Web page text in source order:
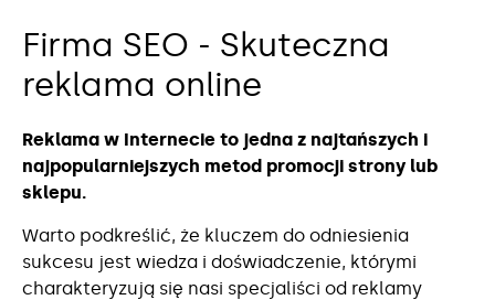
Firma SEO - Skuteczna
reklama online
Reklama w Internecie to jedna z najtańszych i
najpopularniejszych metod promocji strony lub
sklepu.
Warto podkreślić, że kluczem do odniesienia
sukcesu jest wiedza i doświadczenie, którymi
charakteryzują się nasi specjaliści od reklamy